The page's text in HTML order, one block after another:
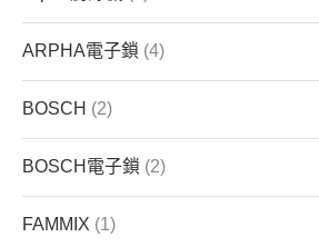
ARPHA電子鎖 (4)
BOSCH (2)
BOSCH電子鎖 (2)
FAMMIX (1)